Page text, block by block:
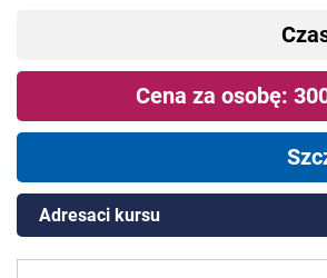
Cena za osobę:
Adresaci kursu